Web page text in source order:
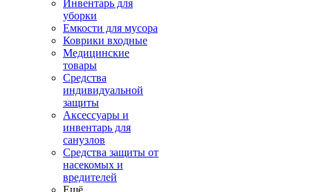
Инвентарь для
уборки
Емкости для мусора
Коврики входные
Медицинские
товары
Средства
индивидуальной
защиты
Аксессуары и
инвентарь для
санузлов
Средства защиты от
насекомых и
вредителей
Ещё